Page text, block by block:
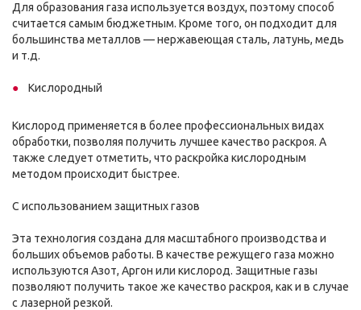
Для образования газа используется воздух, поэтому способ
считается самым бюджетным. Кроме того, он подходит для
большинства металлов — нержавеющая сталь, латунь, медь
и т.д.
Кислородный
Кислород применяется в более профессиональных видах
обработки, позволяя получить лучшее качество раскроя. А
также следует отметить, что раскройка кислородным
методом происходит быстрее.
С использованием защитных газов
Эта технология создана для масштабного производства и
больших объемов работы. В качестве режущего газа можно
используются Азот, Аргон или кислород. Защитные газы
позволяют получить такое же качество раскроя, как и в случае
с лазерной резкой.